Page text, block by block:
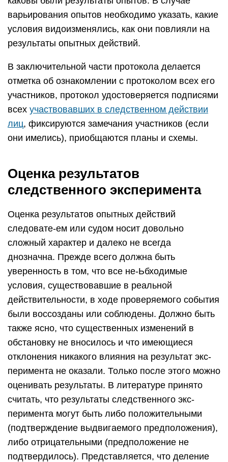
варьирования опытов необходимо указать, какие
условия видоизменялись, как они повлияли на
результаты опытных действий.
В заключительной части протокола делается
отметка об ознакомлении с протоколом всех его
участников, протокол удостоверяется подписями
всех участвовавших в следственном действии
лиц, фиксируются замечания участников (если
они имелись), приобщаются планы и схемы.
Оценка результатов
следственного эксперимента
Оценка результатов опытных действий
следовате-ем или судом носит довольно
сложный характер и далеко не всегда
днозначна. Прежде всего должна быть
уверенность в том, что все не-Ьбходимые
условия, существовавшие в реальной
действительности, в ходе проверяемого события
были воссозданы или соблюдены. Должно быть
также ясно, что существенных изменений в
обстановку не вноси­лось и что имеющиеся
отклонения никакого влияния на результат экс­
перимента не оказали. Только после этого можно
оценивать результаты. В литературе принято
считать, что результаты следственного экс­
перимента могут быть либо положительными
(подтверждение выдви­гаемого предположения),
либо отрицательными (предположение не
подтвердилось). Представляется, что деление